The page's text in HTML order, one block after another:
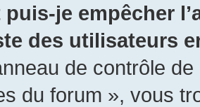
je empêcher
des utilisateurs
de contrôle
du forum », vous